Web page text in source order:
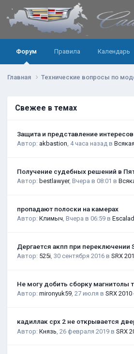
Форум Правила Календарь
Главная Технические вопросы по
Свежее в темах
Защита и представление
Автор: akbastion 4 часа назад в
Получение судебных решений в
Автор: bestlawyer, Вчера в 08:01 в
пропадают полоски на камерах
Автор: Климыч Вчера в 06:59 в
Дергается акпп при переключении
Автор: 525i 30 сентября 2016 в SRX
Не могу добить сборку магнитолы
Автор: mironyuk59 27 июля в SRX 2010
кадиллак срх 2 не открывается
Автор: Князь 26 февраля 2019 в SRX